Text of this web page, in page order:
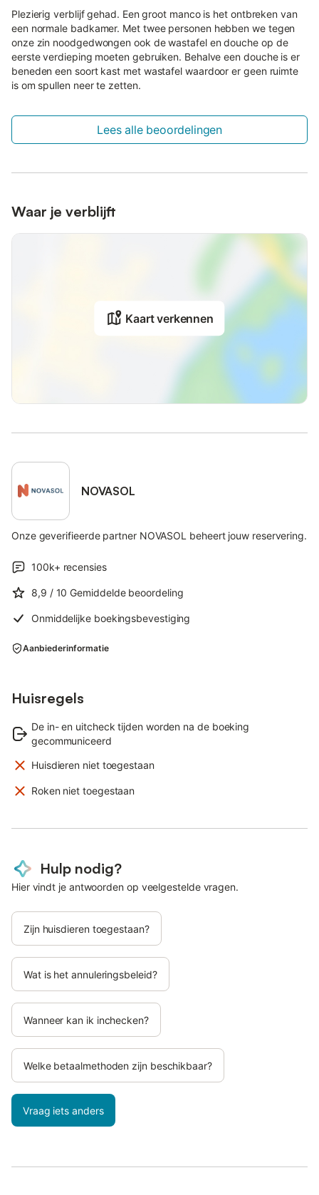
Plezierig verblijf gehad. Een groot manco is het ontbreken van
een normale badkamer. Met twee personen hebben we tegen
onze zin noodgedwongen ook de wastafel en douche op de
eerste verdieping moeten gebruiken. Behalve een douche is er
beneden een soort kast met wastafel waardoor er geen ruimte
is om spullen neer te zetten.
Lees alle beoordelingen
Waar je verblijft
Kaart verkennen
NOVASOL
Onze geverifieerde partner NOVASOL beheert jouw reservering.
100k+ recensies
8,9 / 10 Gemiddelde beoordeling
Onmiddelijke boekingsbevestiging
Aanbiederinformatie
Huisregels
De in- en uitcheck tijden worden na de boeking
gecommuniceerd
Huisdieren niet toegestaan
Roken niet toegestaan
Hulp nodig?
Hier vindt je antwoorden op veelgestelde vragen.
Zijn huisdieren toegestaan?
Wat is het annuleringsbeleid?
Wanneer kan ik inchecken?
Welke betaalmethoden zijn beschikbaar?
Vraag iets anders